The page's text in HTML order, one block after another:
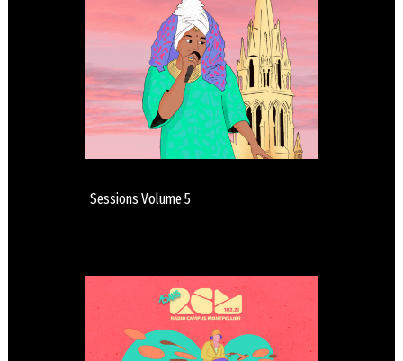
Sessions Volume 5